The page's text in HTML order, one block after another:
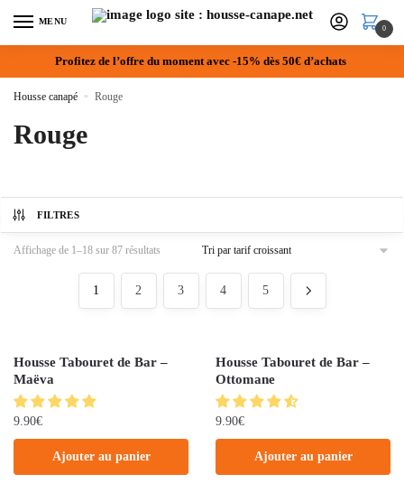
MENU
0
Profitez de l’offre du moment avec -15% dès 50€ d’achats
Housse canapé » Rouge
Rouge
FILTRES
Affichage de 1–18 sur 87 résultats
1 2 3 4 5
Housse Tabouret de Bar –
Maëva
9.90€
Ajouter au panier
Housse Tabouret de Bar –
Ottomane
9.90€
Ajouter au panier